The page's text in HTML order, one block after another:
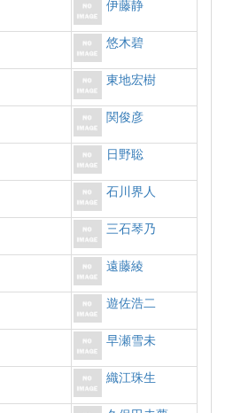
伊藤静
悠木碧
東地宏樹
関俊彦
日野聡
石川界人
三石琴乃
遠藤綾
遊佐浩二
早瀬雪未
織江珠生